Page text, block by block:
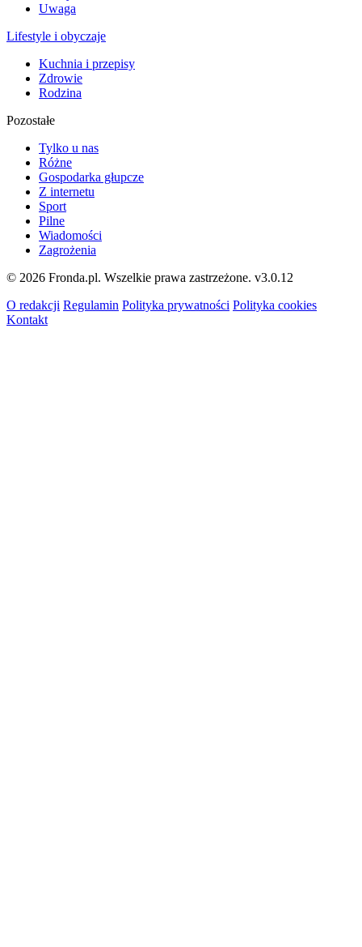
Uwaga
Lifestyle i obyczaje
Kuchnia i przepisy
Zdrowie
Rodzina
Pozostałe
Tylko u nas
Różne
Gospodarka głupcze
Z internetu
Sport
Pilne
Wiadomości
Zagrożenia
© 2026 Fronda.pl. Wszelkie prawa zastrzeżone. v3.0.12
O redakcji Regulamin Polityka prywatności Polityka cookies
Kontakt